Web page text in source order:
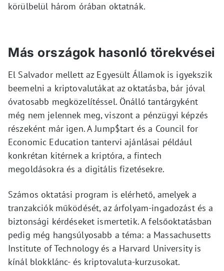
körülbelül három órában oktatnák.
Más országok hasonló törekvései
El Salvador mellett az Egyesült Államok is igyekszik
beemelni a kriptovalutákat az oktatásba, bár jóval
óvatosabb megközelítéssel. Önálló tantárgyként
még nem jelennek meg, viszont a pénzügyi képzés
részeként már igen. A Jump$tart és a Council for
Economic Education tantervi ajánlásai például
konkrétan kitérnek a kriptóra, a fintech
megoldásokra és a digitális fizetésekre.
Számos oktatási program is elérhető, amelyek a
tranzakciók működését, az árfolyam-ingadozást és a
biztonsági kérdéseket ismertetik. A felsőoktatásban
pedig még hangsúlyosabb a téma: a Massachusetts
Institute of Technology és a Harvard University is
kínál blokklánc- és kriptovaluta-kurzusokat.